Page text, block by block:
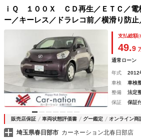
ｉＱ １００Ｘ ＣＤ再生／ＥＴＣ／電
ー／キーレス／ドラレコ前／横滑り防
チ
支払総額(
49.9
通常ローン
年式 2012
車検
車検
整備
法定
保証
保証
販売店保証 車両状態評価書 グー鑑定 オンライン商
埼玉県春日部市 カーネーション北春日部店